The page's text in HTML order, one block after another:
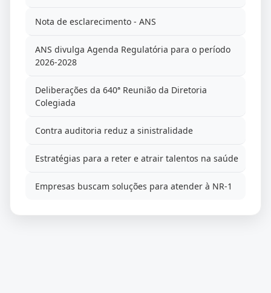
Nota de esclarecimento - ANS
ANS divulga Agenda Regulatória para o período
2026-2028
Deliberações da 640ª Reunião da Diretoria
Colegiada
Contra auditoria reduz a sinistralidade
Estratégias para a reter e atrair talentos na saúde
Empresas buscam soluções para atender à NR-1